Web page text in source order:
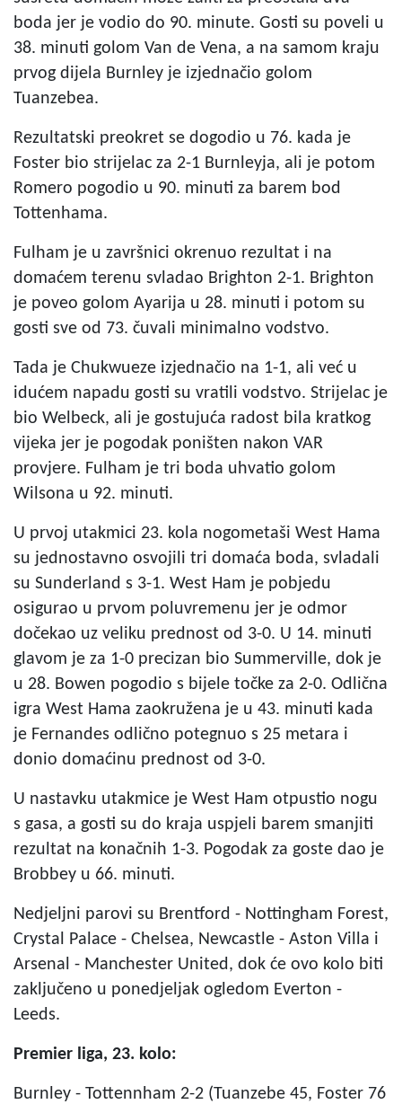
boda jer je vodio do 90. minute. Gosti su poveli u
38. minuti golom Van de Vena, a na samom kraju
prvog dijela Burnley je izjednačio golom
Tuanzebea.
Rezultatski preokret se dogodio u 76. kada je
Foster bio strijelac za 2-1 Burnleyja, ali je potom
Romero pogodio u 90. minuti za barem bod
Tottenhama.
Fulham je u završnici okrenuo rezultat i na
domaćem terenu svladao Brighton 2-1. Brighton
je poveo golom Ayarija u 28. minuti i potom su
gosti sve od 73. čuvali minimalno vodstvo.
Tada je Chukwueze izjednačio na 1-1, ali već u
idućem napadu gosti su vratili vodstvo. Strijelac je
bio Welbeck, ali je gostujuća radost bila kratkog
vijeka jer je pogodak poništen nakon VAR
provjere. Fulham je tri boda uhvatio golom
Wilsona u 92. minuti.
U prvoj utakmici 23. kola nogometaši West Hama
su jednostavno osvojili tri domaća boda, svladali
su Sunderland s 3-1. West Ham je pobjedu
osigurao u prvom poluvremenu jer je odmor
dočekao uz veliku prednost od 3-0. U 14. minuti
glavom je za 1-0 precizan bio Summerville, dok je
u 28. Bowen pogodio s bijele točke za 2-0. Odlična
igra West Hama zaokružena je u 43. minuti kada
je Fernandes odlično potegnuo s 25 metara i
donio domaćinu prednost od 3-0.
U nastavku utakmice je West Ham otpustio nogu
s gasa, a gosti su do kraja uspjeli barem smanjiti
rezultat na konačnih 1-3. Pogodak za goste dao je
Brobbey u 66. minuti.
Nedjeljni parovi su Brentford - Nottingham Forest,
Crystal Palace - Chelsea, Newcastle - Aston Villa i
Arsenal - Manchester United, dok će ovo kolo biti
zaključeno u ponedjeljak ogledom Everton -
Leeds.
Premier liga, 23. kolo:
Burnley - Tottennham 2-2 (Tuanzebe 45, Foster 76